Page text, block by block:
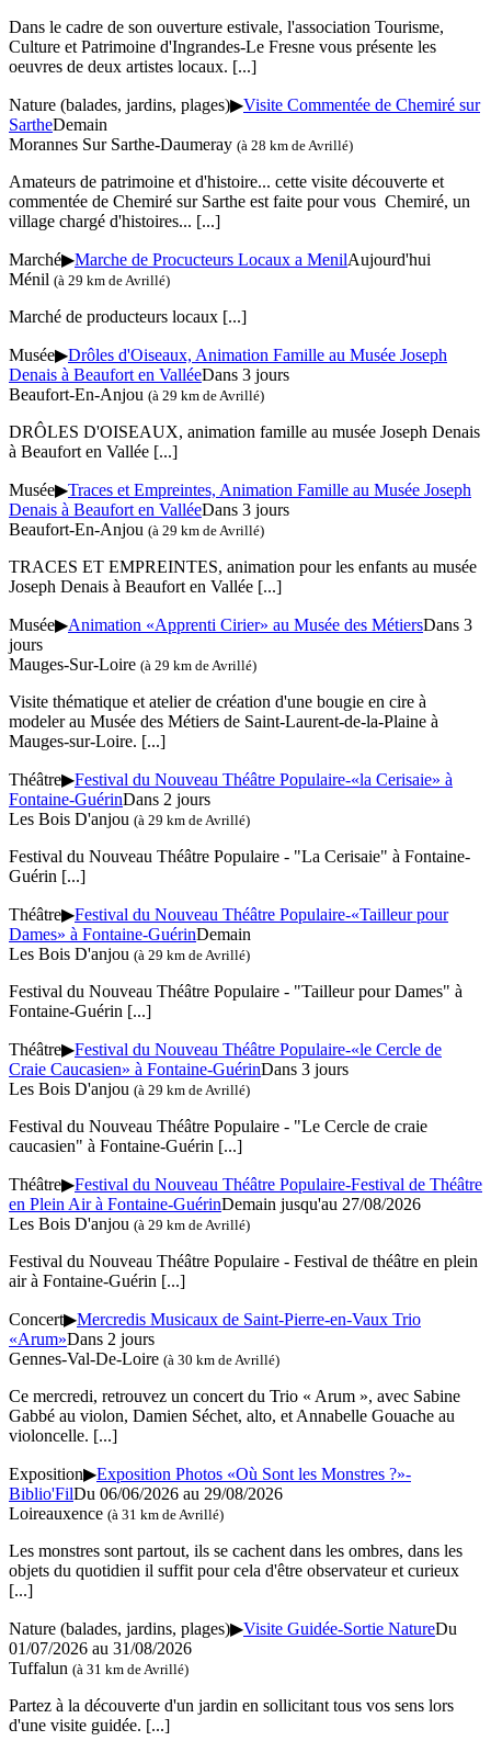
Dans le cadre de son ouverture estivale, l'association Tourisme,
Culture et Patrimoine d'Ingrandes-Le Fresne vous présente les
oeuvres de deux artistes locaux. [...]
Nature (balades, jardins, plages)▶Visite Commentée de Chemiré sur
SartheDemain
Morannes Sur Sarthe-Daumeray (à 28 km de Avrillé)
Amateurs de patrimoine et d'histoire... cette visite découverte et
commentée de Chemiré sur Sarthe est faite pour vous Chemiré, un
village chargé d'histoires... [...]
Marché▶Marche de Procucteurs Locaux a MenilAujourd'hui
Ménil (à 29 km de Avrillé)
Marché de producteurs locaux [...]
Musée▶Drôles d'Oiseaux, Animation Famille au Musée Joseph
Denais à Beaufort en ValléeDans 3 jours
Beaufort-En-Anjou (à 29 km de Avrillé)
DRÔLES D'OISEAUX, animation famille au musée Joseph Denais
à Beaufort en Vallée [...]
Musée▶Traces et Empreintes, Animation Famille au Musée Joseph
Denais à Beaufort en ValléeDans 3 jours
Beaufort-En-Anjou (à 29 km de Avrillé)
TRACES ET EMPREINTES, animation pour les enfants au musée
Joseph Denais à Beaufort en Vallée [...]
Musée▶Animation «Apprenti Cirier» au Musée des MétiersDans 3
jours
Mauges-Sur-Loire (à 29 km de Avrillé)
Visite thématique et atelier de création d'une bougie en cire à
modeler au Musée des Métiers de Saint-Laurent-de-la-Plaine à
Mauges-sur-Loire. [...]
Théâtre▶Festival du Nouveau Théâtre Populaire-«la Cerisaie» à
Fontaine-GuérinDans 2 jours
Les Bois D'anjou (à 29 km de Avrillé)
Festival du Nouveau Théâtre Populaire - "La Cerisaie" à Fontaine-
Guérin [...]
Théâtre▶Festival du Nouveau Théâtre Populaire-«Tailleur pour
Dames» à Fontaine-GuérinDemain
Les Bois D'anjou (à 29 km de Avrillé)
Festival du Nouveau Théâtre Populaire - "Tailleur pour Dames" à
Fontaine-Guérin [...]
Théâtre▶Festival du Nouveau Théâtre Populaire-«le Cercle de
Craie Caucasien» à Fontaine-GuérinDans 3 jours
Les Bois D'anjou (à 29 km de Avrillé)
Festival du Nouveau Théâtre Populaire - "Le Cercle de craie
caucasien" à Fontaine-Guérin [...]
Théâtre▶Festival du Nouveau Théâtre Populaire-Festival de Théâtre
en Plein Air à Fontaine-GuérinDemain jusqu'au 27/08/2026
Les Bois D'anjou (à 29 km de Avrillé)
Festival du Nouveau Théâtre Populaire - Festival de théâtre en plein
air à Fontaine-Guérin [...]
Concert▶Mercredis Musicaux de Saint-Pierre-en-Vaux Trio
«Arum»Dans 2 jours
Gennes-Val-De-Loire (à 30 km de Avrillé)
Ce mercredi, retrouvez un concert du Trio « Arum », avec Sabine
Gabbé au violon, Damien Séchet, alto, et Annabelle Gouache au
violoncelle. [...]
Exposition▶Exposition Photos «Où Sont les Monstres ?»-
Biblio'FilDu 06/06/2026 au 29/08/2026
Loireauxence (à 31 km de Avrillé)
Les monstres sont partout, ils se cachent dans les ombres, dans les
objets du quotidien il suffit pour cela d'être observateur et curieux
[...]
Nature (balades, jardins, plages)▶Visite Guidée-Sortie NatureDu
01/07/2026 au 31/08/2026
Tuffalun (à 31 km de Avrillé)
Partez à la découverte d'un jardin en sollicitant tous vos sens lors
d'une visite guidée. [...]